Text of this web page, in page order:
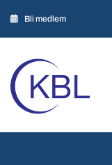
 Bli medlem